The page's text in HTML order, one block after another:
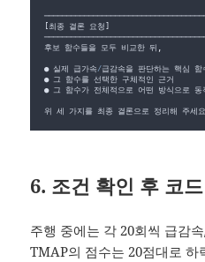
최종 결론 요청
후보
함수들을 모두 비교한 뒤
● 실제 급가속/급감속을 판단하는 핵심 함
● 그 함수를 선택한 구체적인
근거
● 그 함수가 전체적으로 어떤 방식으로 동
위 세 가지를 최종 결론으로 정리해 주세요
6. 조건 확인 후 코
주행 중에는 각 20회씩 급감
TMAP의 점수는 20점대로 하